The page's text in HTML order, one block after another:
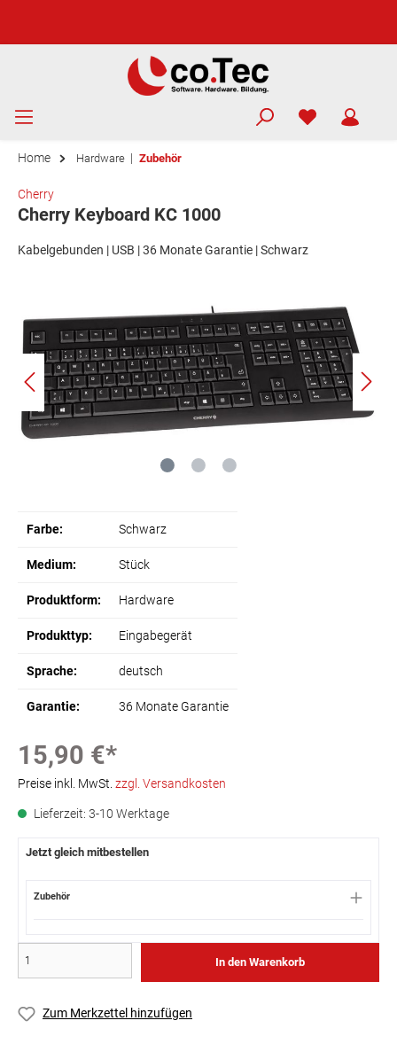
Home Hardware | Zubehör
Cherry Keyboard KC 1000
Cherry
Kabelgebunden | USB | 36 Monate Garantie | Schwarz
Farbe: Schwarz
Medium: Stück
Produktform: Hardware
Produkttyp: Eingabegerät
Sprache: deutsch
Garantie: 36 Monate Garantie
15,90 €*
Preise inkl. MwSt. zzgl. Versandkosten
Lieferzeit: 3-10 Werktage
Jetzt gleich mitbestellen
Zubehör
In den Warenkorb
Zum Merkzettel hinzufügen